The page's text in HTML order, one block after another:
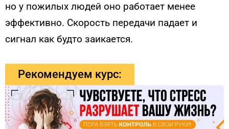
но у пожилых людей оно работает менее
эффективно. Скорость передачи падает и
сигнал как будто заикается.
Рекомендуем курс: